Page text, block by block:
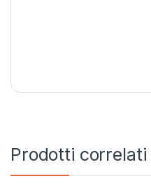
Prodotti correlati